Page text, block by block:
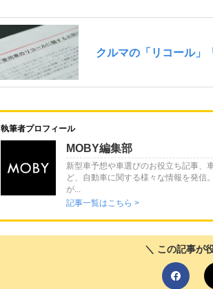
執筆者プロフィール
MOBY編集部
新型車予想や車選びのお役立ち記事、
ど、自動車に関する様々な情報を発信
が...
記事一覧はこちら >
＼ この記事が